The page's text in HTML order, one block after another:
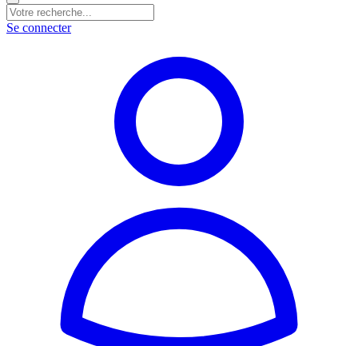
Se connecter